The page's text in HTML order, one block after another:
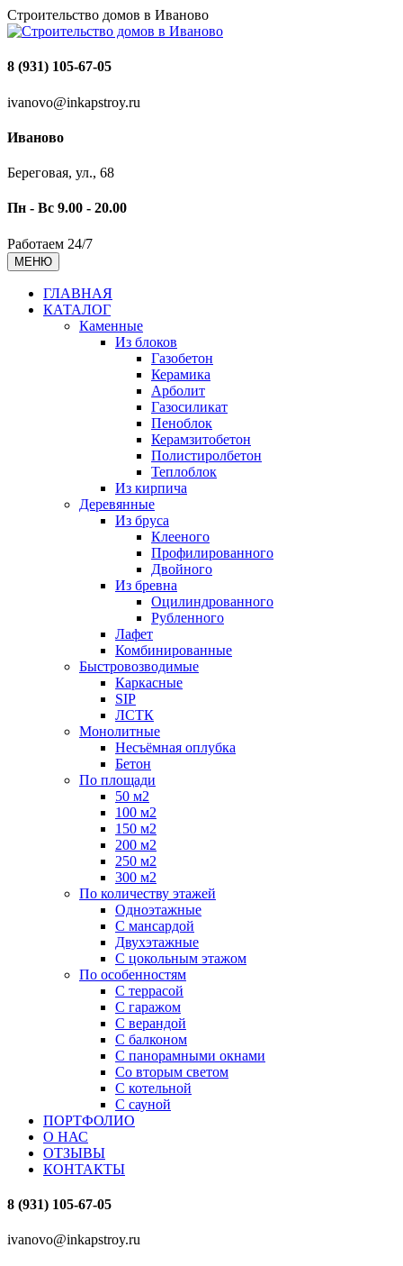
Строительство домов в Иваново
8 (931) 105-67-05
ivanovo@inkapstroy.ru
Иваново
Береговая, ул., 68
Пн - Вс 9.00 - 20.00
Работаем 24/7
МЕНЮ
ГЛАВНАЯ
КАТАЛОГ
Каменные
Из блоков
Газобетон
Керамика
Арболит
Газосиликат
Пеноблок
Керамзитобетон
Полистиролбетон
Теплоблок
Из кирпича
Деревянные
Из бруса
Клееного
Профилированного
Двойного
Из бревна
Оцилиндрованного
Рубленного
Лафет
Комбинированные
Быстровозводимые
Каркасные
SIP
ЛСТК
Монолитные
Несъёмная оплубка
Бетон
По площади
50 м2
100 м2
150 м2
200 м2
250 м2
300 м2
По количеству этажей
Одноэтажные
С мансардой
Двухэтажные
С цокольным этажом
По особенностям
С террасой
С гаражом
С верандой
С балконом
С панорамными окнами
Со вторым светом
С котельной
С сауной
ПОРТФОЛИО
О НАС
ОТЗЫВЫ
КОНТАКТЫ
8 (931) 105-67-05
ivanovo@inkapstroy.ru